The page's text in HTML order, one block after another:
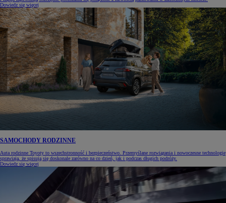
Dowiedz się więcej
SAMOCHODY RODZINNE
Auta rodzinne Toyoty to wszechstronność i bezpieczeństwo. Przemyślane rozwiązania i nowoczesne technologie
sprawiają, że spisują się doskonale zarówno na co dzień, jak i podczas długich podróży.
Dowiedz się więcej